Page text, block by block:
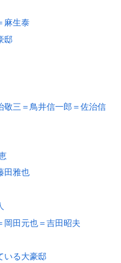
麻生泰
邸
敬三＝鳥井信一郎＝佐治信
田雅也
岡田元也＝吉田昭夫
いる大豪邸